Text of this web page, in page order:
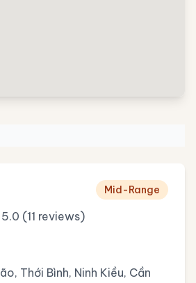
5.0 (11 reviews)
Mid-Range
Thới Bình, Ninh Kiều, Cần